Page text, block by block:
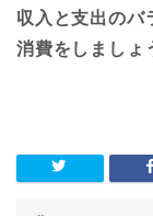
収入と支出のバ
消費をしましょ